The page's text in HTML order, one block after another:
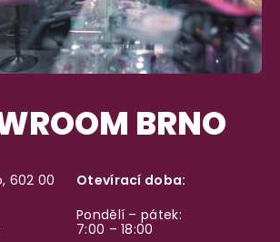
BRNO
602 00
Otevírací doba:
Pondělí – pátek:
7:00 – 18:00